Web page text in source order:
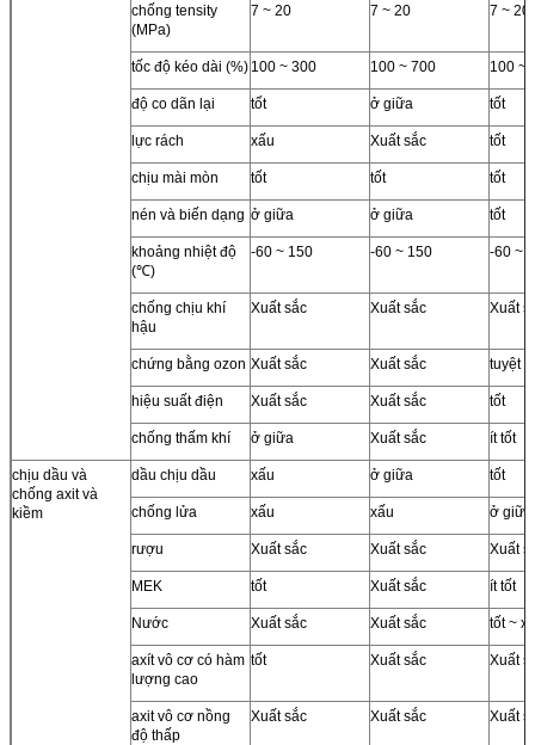
chống tensity
(MPa)
7 ~ 20 7 ~ 20 7 ~ 20
tốc độ kéo dài (%) 100 ~ 300 100 ~ 700 100 ~
độ co dãn lại tốt ở giữa tốt
lực rách xấu Xuất sắc tốt
chịu mài mòn tốt tốt tốt
nén và biến dạng ở giữa ở giữa tốt
khoảng nhiệt độ
(℃)
-60 ~ 150 -60 ~ 150 -60 ~
chống chịu khí
hậu
Xuất sắc Xuất sắc Xuất
chứng bằng ozon Xuất sắc Xuất sắc tuyệt
hiệu suất điện Xuất sắc Xuất sắc tốt
chống thấm khí ở giữa Xuất sắc ít tốt
chịu dầu và
chống axit và
kiềm
dầu chịu dầu xấu ở giữa tốt
chống lửa xấu xấu ở giữa
rượu Xuất sắc Xuất sắc Xuất
MEK tốt Xuất sắc ít tốt
Nước Xuất sắc Xuất sắc tốt ~
axít vô cơ có hàm
lượng cao
tốt Xuất sắc Xuất
axit vô cơ nồng
độ thấp
Xuất sắc Xuất sắc Xuất